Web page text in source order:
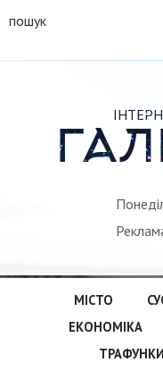
пошук
МІСТО
ЕКОНОМІКА
ТРАФУНКИ